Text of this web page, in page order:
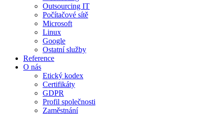
Outsourcing IT
Počítačové sítě
Microsoft
Linux
Google
Ostatní služby
Reference
O nás
Etický kodex
Certifikáty
GDPR
Profil společnosti
Zaměstnání